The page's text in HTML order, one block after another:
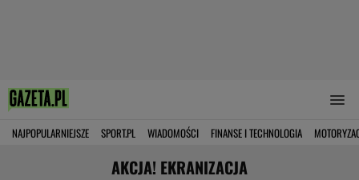
NAJPOPULARNIEJSZE SPORT.PL WIADOMOŚCI FINANSE I TECHNOLOGIA
AKCJA! EKRANIZACJA